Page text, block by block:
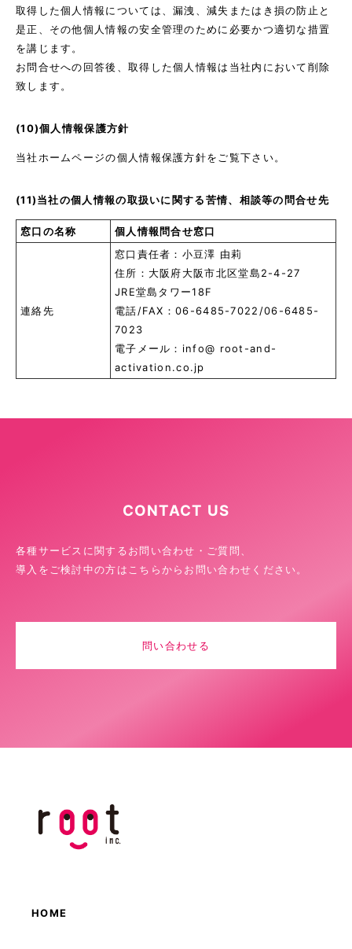
取得した個人情報については、漏洩、減失またはき損の防止と
是正、その他個人情報の安全管理のために必要かつ適切な措置
を講じます。
お問合せへの回答後、取得した個人情報は当社内において削除
致します。
(10)個人情報保護方針
当社ホームページの個人情報保護方針をご覧下さい。
(11)当社の個人情報の取扱いに関する苦情、相談等の問合せ先
窓口の名称 個人情報問合せ窓口
連絡先
窓口責任者：小豆澤 由莉
住所：大阪府大阪市北区堂島2-4-27
JRE堂島タワー18F
電話/FAX：06-6485-7022/06-6485-
7023
電子メール：info@ root-and-
activation.co.jp
CONTACT US
各種サービスに関するお問い合わせ・ご質問、
導入をご検討中の方はこちらからお問い合わせください。
問い合わせる
HOME